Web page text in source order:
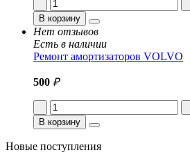
В корзину
Нет отзывов
Есть в наличии
Ремонт амортизаторов VOLVO
500 ₽
В корзину
Новые поступления